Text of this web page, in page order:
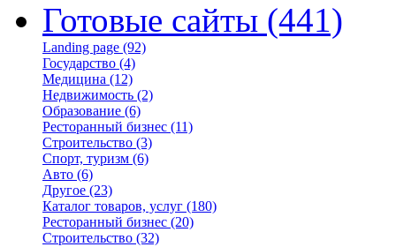
Готовые сайты (441)
Landing page (92)
Государство (4)
Медицина (12)
Недвижимость (2)
Образование (6)
Ресторанный бизнес (11)
Строительство (3)
Спорт, туризм (6)
Авто (6)
Другое (23)
Каталог товаров, услуг (180)
Ресторанный бизнес (20)
Строительство (32)